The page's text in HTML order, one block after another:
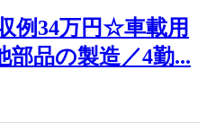
例34万円☆車載用
部品の製造／4勤...